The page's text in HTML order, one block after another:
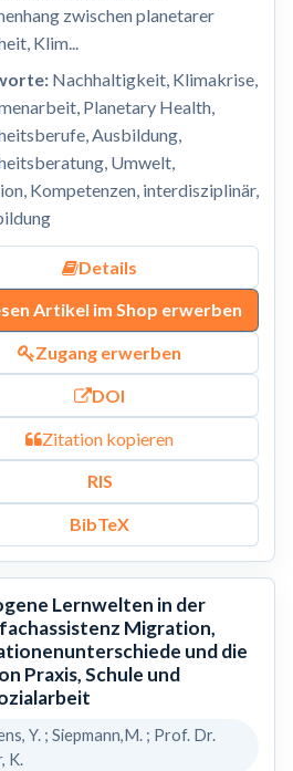
zwischen planetarer
Klim...
Nachhaltigkeit, Klimakrise,
Planetary Health,
Ausbildung,
Umwelt,
Kompetenzen, interdisziplinär,
Details
Artikel im Shop erwerben
Zugang erwerben
DOI
Zitation kopieren
RIS
BibTeX
Lernwelten in der
Migration,
und die
Praxis, Schule und
Y. ; Siepmann,M. ; Prof. Dr.
K.